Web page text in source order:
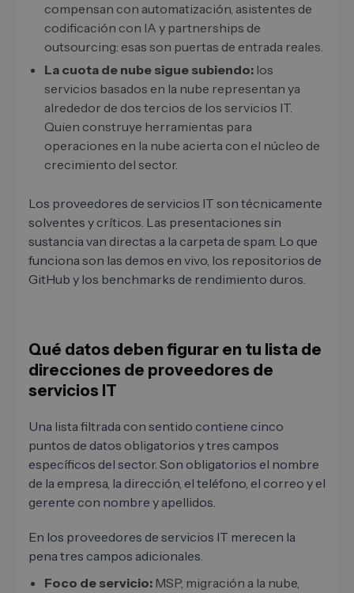
compensan con automatización, asistentes de
codificación con IA y partnerships de
outsourcing: esas son puertas de entrada reales.
La cuota de nube sigue subiendo: los
servicios basados en la nube representan ya
alrededor de dos tercios de los servicios IT.
Quien construye herramientas para
operaciones en la nube acierta con el núcleo de
crecimiento del sector.
Los proveedores de servicios IT son técnicamente
solventes y críticos. Las presentaciones sin
sustancia van directas a la carpeta de spam. Lo que
funciona son las demos en vivo, los repositorios de
GitHub y los benchmarks de rendimiento duros.
Qué datos deben figurar en tu lista de
direcciones de proveedores de
servicios IT
Una lista filtrada con sentido contiene cinco
puntos de datos obligatorios y tres campos
específicos del sector. Son obligatorios el nombre
de la empresa, la dirección, el teléfono, el correo y el
gerente con nombre y apellidos.
En los proveedores de servicios IT merecen la
pena tres campos adicionales.
Foco de servicio: MSP, migración a la nube,